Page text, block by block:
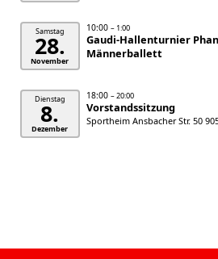
Samstag
28.
November
10:00 – 1:00
Gaudi-Hallenturnier
Männerballett
Dienstag
8.
Dezember
18:00 – 20:00
Vorstandssitzung
Sportheim Ansbacher Str. 50